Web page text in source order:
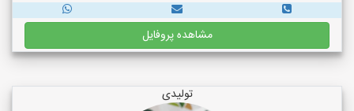
مشاهده پروفایل
تولیدی